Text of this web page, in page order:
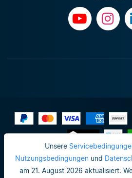
Unsere
Nutzungsbedingungen und
am 21. August 2026 aktualisiert.
Impressum